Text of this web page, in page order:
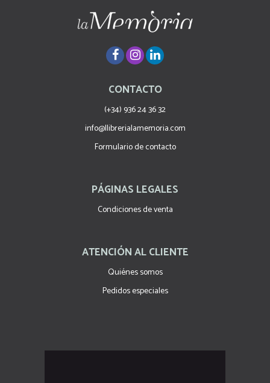
CONTACTO
(+34) 936 24 36 32
info@llibrerialamemoria.com
Formulario de contacto
PÁGINAS LEGALES
Condiciones de venta
ATENCIÓN AL CLIENTE
Quiénes somos
Pedidos especiales